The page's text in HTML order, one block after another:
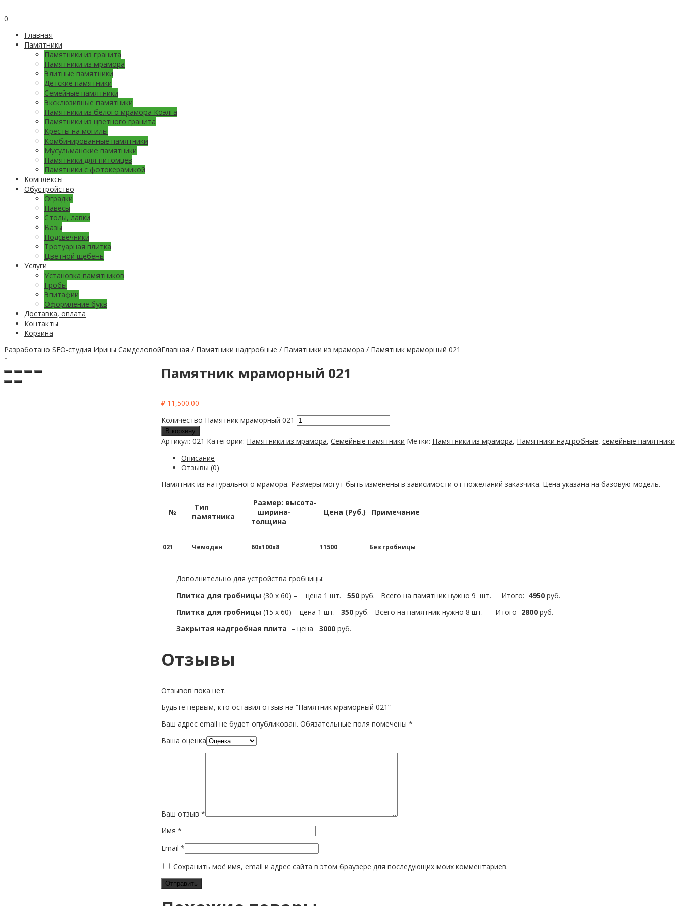
0
Главная
Памятники
Памятники из гранита
Памятники из мрамора
Элитные памятники
Детские памятники
Семейные памятники
Эксклюзивные памятники
Памятники из белого мрамора Коэлга
Памятники из цветного гранита
Кресты на могилы
Комбинированные памятники
Мусульманские памятники
Памятники для питомцев
Памятники с фотокерамикой
Комплексы
Обустройство
Оградки
Навесы
Столы, лавки
Вазы
Подсвечники
Тротуарная плитка
Цветной щебень
Услуги
Установка памятников
Гробы
Эпитафии
Оформление букв
Доставка, оплата
Контакты
Корзина
Главная / Памятники надгробные / Памятники из мрамора / Памятник мраморный 021
Памятник мраморный 021
₽ 11,500.00
Количество Памятник мраморный 021
В корзину
Артикул: 021 Категории: Памятники из мрамора, Семейные памятники Метки: Памятники из мрамора, Памятники надгробные, семейные памятники
Описание
Отзывы (0)
Памятник из натурального мрамора. Размеры могут быть изменены в зависимости от пожеланий заказчика. Цена указана на базовую модель.
№
Тип
памятника
Размер: высота-
ширина-
толщина
Цена (Руб.) Примечание
021 Чемодан 60х100х8 11500 Без гробницы
Дополнительно для устройства гробницы:
Плитка для гробницы (30 х 60) – цена 1 шт. 550 руб. Всего на памятник нужно 9 шт. Итого: 4950 руб.
Плитка для гробницы (15 х 60) – цена 1 шт. 350 руб. Всего на памятник нужно 8 шт. Итого- 2800 руб.
Закрытая надгробная плита – цена 3000 руб.
Отзывы
Отзывов пока нет.
Будьте первым, кто оставил отзыв на “Памятник мраморный 021”
Ваш адрес email не будет опубликован. Обязательные поля помечены *
Ваша оценка
Ваш отзыв *
Имя *
Email *
Сохранить моё имя, email и адрес сайта в этом браузере для последующих моих комментариев.
Разработано SEO-студия Ирины Самделовой
↑